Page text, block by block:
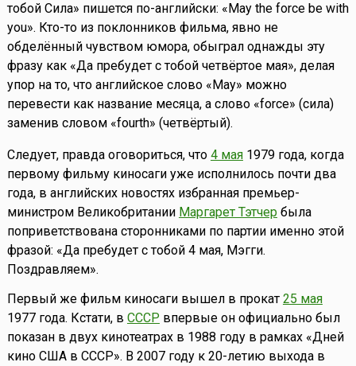
тобой Сила» пишется по-английски: «May the force be with
you». Кто-то из поклонников фильма, явно не
обделённый чувством юмора, обыграл однажды эту
фразу как «Да пребудет с тобой четвёртое мая», делая
упор на то, что английское слово «May» можно
перевести как название месяца, а слово «force» (сила)
заменив словом «fourth» (четвёртый).
Следует, правда оговориться, что 4 мая1979 года, когда
первому фильму киносаги уже исполнилось почти два
года, в английских новостях избранная премьер-
министром Великобритании Маргарет Тэтчербыла
поприветствована сторонниками по партии именно этой
фразой: «Да пребудет с тобой 4 мая, Мэгги.
Поздравляем».
Первый же фильм киносаги вышел в прокат 25 мая
1977 года. Кстати, в СССР впервые он официально был
показан в двух кинотеатрах в 1988 году в рамках «Дней
кино США в СССР». В 2007 году к 20-летию выхода в